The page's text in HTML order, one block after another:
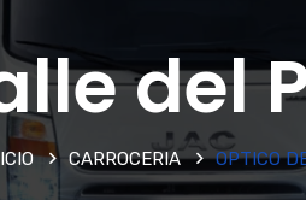
del
CARROCERIA OPTICO